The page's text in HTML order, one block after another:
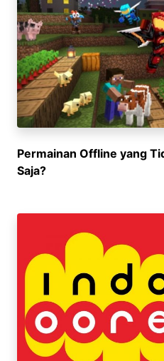
Permainan Offline yang
Saja?